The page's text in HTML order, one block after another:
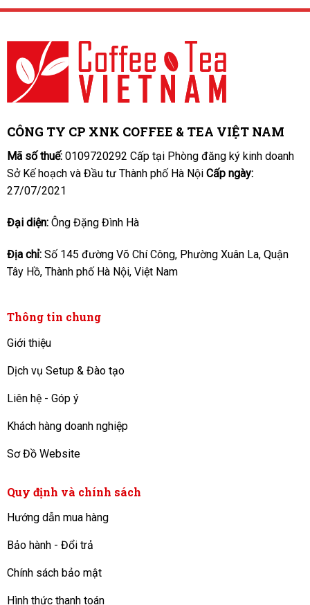
CÔNG TY CP XNK COFFEE & TEA VIỆT NAM
Mã số thuế:0109720292 Cấp tại Phòng đăng ký kinh doanh
Sở Kế hoạch và Đầu tư Thành phố Hà Nội Cấp ngày:
27/07/2021
Đại diện: Ông Đặng Đình Hà
Địa chỉ: Số 145 đường Võ Chí Công, Phường Xuân La, Quận
Tây Hồ, Thành phố Hà Nội, Việt Nam
Thông tin chung
Giới thiệu
Dịch vụ Setup & Đào tạo
Liên hệ - Góp ý
Khách hàng doanh nghiệp
Sơ Đồ Website
Quy định và chính sách
Hướng dẫn mua hàng
Bảo hành - Đổi trả
Chính sách bảo mật
Hình thức thanh toán